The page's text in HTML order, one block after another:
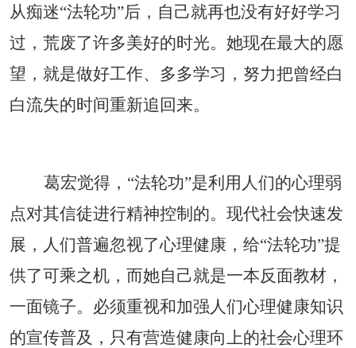
从痴迷“法轮功”后，自己就再也没有好好学习
过，荒废了许多美好的时光。她现在最大的愿
望，就是做好工作、多多学习，努力把曾经白
白流失的时间重新追回来。
葛宏觉得， “法轮功”是利用人们的心理弱
点对其信徒进行精神控制的。现代社会快速发
展，人们普遍忽视了心理健康，给“法轮功”提
供了可乘之机，而她自己就是一本反面教材，
一面镜子。必须重视和加强人们心理健康知识
的宣传普及，只有营造健康向上的社会心理环